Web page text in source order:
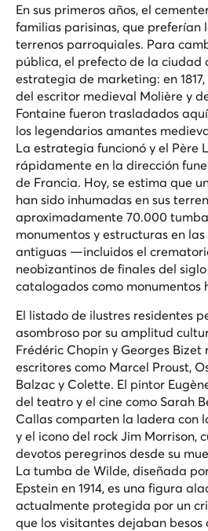
En sus primeros años, el
familias parisinas, que preferían
terrenos parroquiales. Para
pública, el prefecto de la ciudad
estrategia de marketing: en
del escritor medieval Molière y
Fontaine fueron trasladados
los legendarios amantes
La estrategia funcionó y el Père
rápidamente en la dirección
de Francia. Hoy, se estima que
han sido inhumadas en sus
aproximadamente 70.000
monumentos y estructuras en las
antiguas —incluidos el
neobizantinos de finales del
catalogados como monumentos
El listado de ilustres residentes
asombroso por su amplitud
Frédéric Chopin y Georges
escritores como Marcel Proust,
Balzac y Colette. El pintor
del teatro y el cine como Sarah
Callas comparten la ladera con
y el icono del rock Jim Morrison,
devotos peregrinos desde su
La tumba de Wilde, diseñada
Epstein en 1914, es una figura
actualmente protegida por un
que los visitantes dejaban